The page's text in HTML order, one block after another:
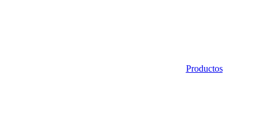
Productos